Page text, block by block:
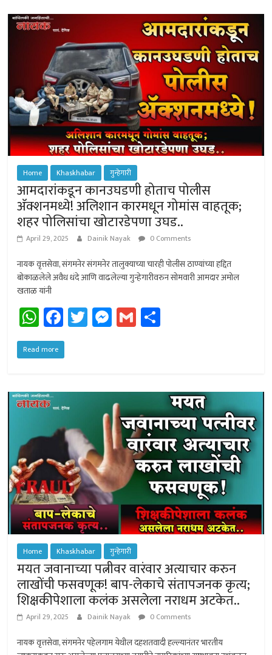
p
p
ok ge
r
Home Khaskhabar गुन्हेगारी
आमदारांकडून कानउघडणी होताच पोलीस
अ‍ॅक्शनमध्ये! अलिशान कारमधून गोमांस वाहतूक;
शहर पोलिसांचा खोटारडेपणा उघड..
April 29, 2025 Dainik Nayak 0 Comments
नायक वृत्तसेवा, संगमनेर संगमनेर तालुक्याच्या चारही पोलीस ठाण्यांच्या हद्दित
बोकाळलेले अवैध धंदे आणि वाढलेल्या गुन्हेगारीवरुन सोमवारी आमदार अमोल
खताळ यांनी
W
h
at
p
p
Fa
ce
b
ok
T
wi
M
es
ge
r
G
m
Read more
Home Khaskhabar गुन्हेगारी
मयत जवानाच्या पत्नीवर वारंवार अत्याचार करुन
लाखोंची फसवणूक! बाप-लेकाचे संतापजनक कृत्य;
शिक्षकीपेशाला कलंक असलेला नराधम अटकेत..
April 29, 2025 Dainik Nayak 0 Comments
नायक वृत्तसेवा, संगमनेर पहेलगाम येथील दहशतवादी हल्ल्यानंतर भारतीय